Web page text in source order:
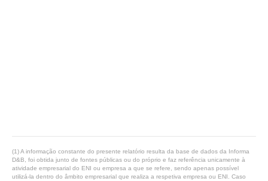
(1) A informação constante do presente relatório resulta da base de dados da Informa
D&B, foi obtida junto de fontes públicas ou do próprio e faz referência unicamente à
atividade empresarial do ENI ou empresa a que se refere, sendo apenas possível
utilizá-la dentro do âmbito empresarial que realiza a respetiva empresa ou ENI. Caso